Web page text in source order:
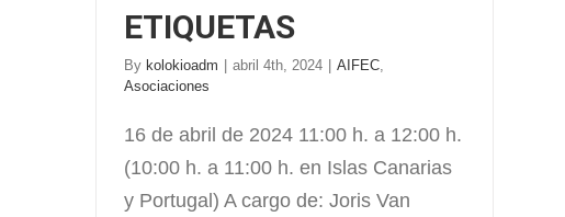
ETIQUETAS
By kolokioadm abril 4th, 2024 AIFEC
Asociaciones
16 de abril de 2024 11:00 h. a 12:00 h.
(10:00 h. a 11:00 h. en Islas Canarias
y Portugal) A cargo de: Joris Van